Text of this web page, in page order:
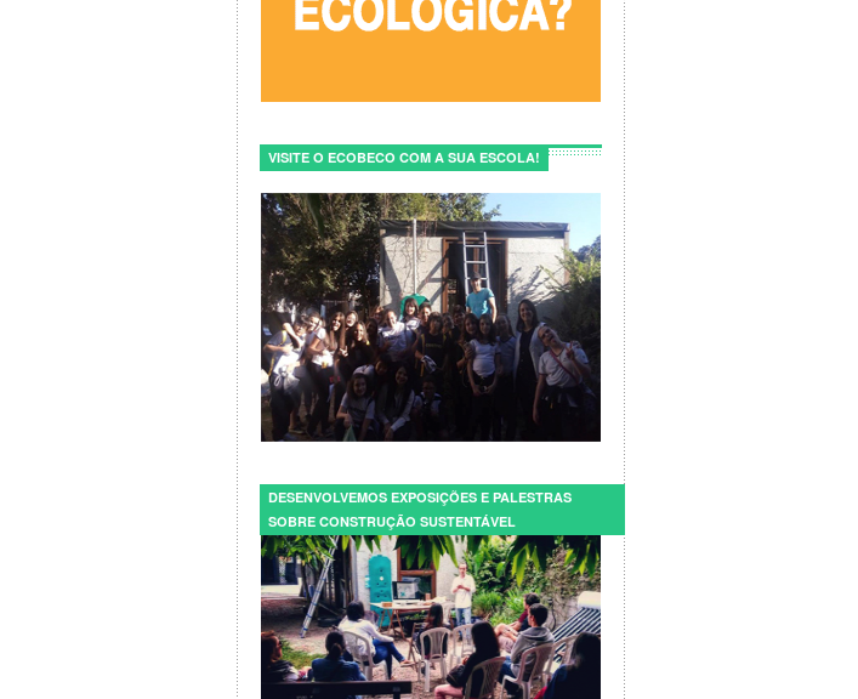
VISITE O ECOBECO COM A SUA ESCOLA!
DESENVOLVEMOS EXPOSIÇÕES E PALESTRAS
SOBRE CONSTRUÇÃO SUSTENTÁVEL